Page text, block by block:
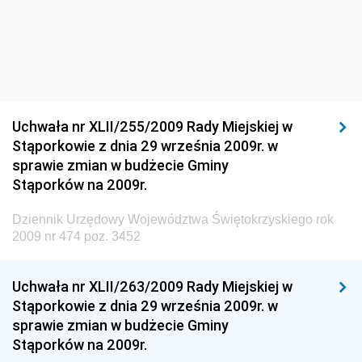
Dziennik Urzędowy Ministra Budownictwa i Przemysłu
Materiałów Budowlanych
Dziennik Urzędowy Ministra Infrastruktury i Rozwoju
Dziennik Urzędowy Głównego Inspektoratu Ochrony
Środowiska
Dziennik Urzędowy Generalnej Dyrekcji Ochrony
Dziennik Urzędowy Ministerstwa Administracji,
Gospodarki Terenowej i Ochrony Środowiska
Dziennik Urzędowy Ministerstwa Administracji i
Gospodarki Przestrzennej
Uchwała nr XLII/255/2009 Rady Miejskiej w
Stąporkowie z dnia 29 września 2009r. w
sprawie zmian w budżecie Gminy
Stąporków na 2009r.
Dziennik Urzędowy Województwa Świętokrzyskiego rok
2009 nr 474 poz. 3452
Uchwała nr XLII/263/2009 Rady Miejskiej w
Stąporkowie z dnia 29 września 2009r. w
sprawie zmian w budżecie Gminy
Stąporków na 2009r.